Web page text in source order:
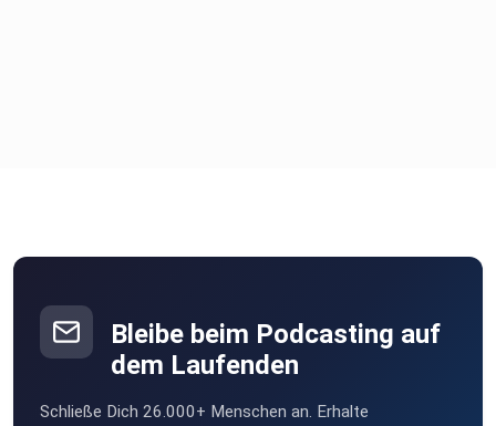
Bleibe beim Podcasting auf
dem Laufenden
Schließe Dich 26.000+ Menschen an. Erhalte